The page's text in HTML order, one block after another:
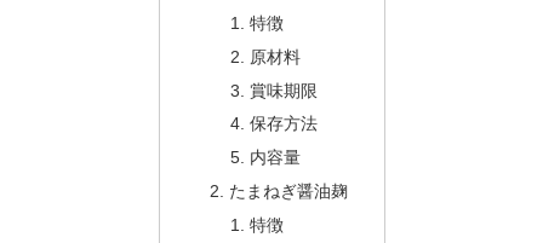
特徴
原材料
賞味期限
保存方法
内容量
たまねぎ醤油麹
特徴